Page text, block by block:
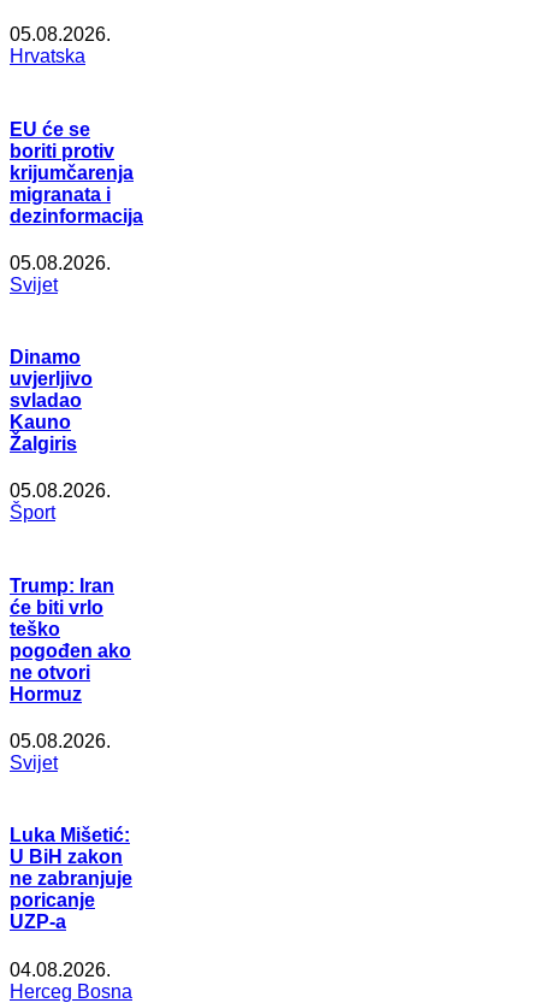
05.08.2026.
Hrvatska
EU će se
boriti protiv
krijumčarenja
migranata i
dezinformacija
05.08.2026.
Svijet
Dinamo
uvjerljivo
svladao
Kauno
Žalgiris
05.08.2026.
Šport
Trump: Iran
će biti vrlo
teško
pogođen ako
ne otvori
Hormuz
05.08.2026.
Svijet
Luka Mišetić:
U BiH zakon
ne zabranjuje
poricanje
UZP-a
04.08.2026.
Herceg Bosna